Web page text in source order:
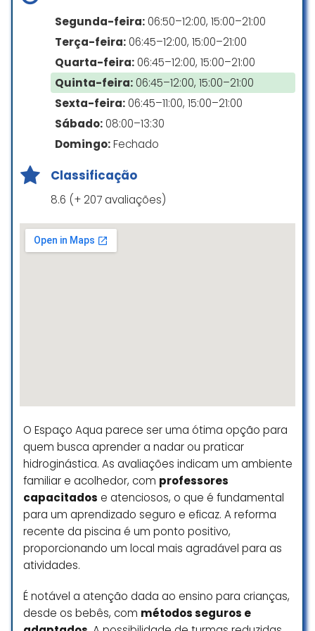
Cartão de crédito
Cartão de débito
Pagamentos por dispositivo móvel via NFC
trata de uma avenida, precisei dar
a volta no quarteirão e, ao
retornar, me deparei com o
mesmo funcionário ajudando outra
pessoa a estacionar na vaga que
ele havia indicado para mim. Ao
questioná-lo, fui instruída a
estacionar na rua de trás.
funcionária da limpeza, a mando
da gestão, dizendo que meu traje
era “inadequado”. No entanto, eu
estava usando biquíni esportivo
apropriado para natação
(comportado e discreto).
todos os alunos.
constrangimentos e diferenciação
de tratamento, decidi não
frequentar mais a escola.
Gabi Belloto
☆ 1/5
Porém, percebi alguns pontos que
poderiam ser melhorados. Minha
filha iniciou a aula de natação
Segunda-feira: 06:50–12:00, 15:00–21:00
Terça-feira: 06:45–12:00, 15:00–21:00
Quarta-feira: 06:45–12:00, 15:00–21:00
Quinta-feira: 06:45–12:00, 15:00–21:00
Sexta-feira: 06:45–11:00, 15:00–21:00
Sábado: 08:00–13:30
Domingo:Fechado
Classificação
8.6 (+ 207 avaliações)
O Espaço Aqua parece ser uma ótima opção para
quem busca aprender a nadar ou praticar
hidroginástica. As avaliações indicam um ambiente
familiar e acolhedor, com professores
capacitados e atenciosos, o que é fundamental
para um aprendizado seguro e eficaz. A reforma
recente da piscina é um ponto positivo,
proporcionando um local mais agradável para as
atividades.
É notável a atenção dada ao ensino para crianças,
desde os bebês, com métodos seguros e